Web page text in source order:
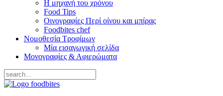
Η μηχανή του χρόνου
Food Tips
Οινογραφίες Περί οίνου και μπίρας
Foodbites chef
Νομοθεσία Τροφίμων
Μία εισαγωγική σελίδα
Μονογραφίες & Αφιερώματα